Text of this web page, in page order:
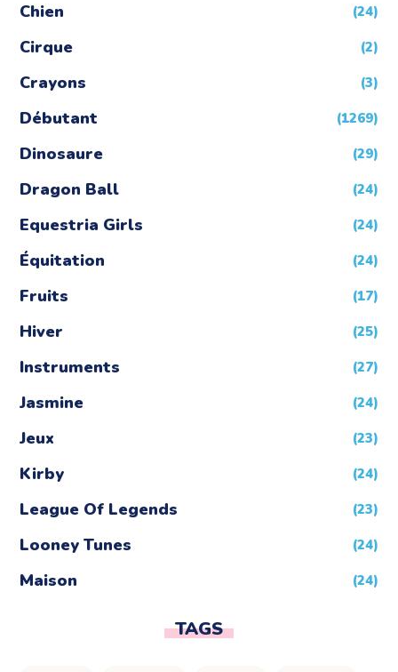
Chien (24)
Cirque (2)
Crayons (3)
Débutant (1269)
Dinosaure (29)
Dragon Ball (24)
Equestria Girls (24)
Équitation (24)
Fruits (17)
Hiver (25)
Instruments (27)
Jasmine (24)
Jeux (23)
Kirby (24)
League Of Legends (23)
Looney Tunes (24)
Maison (24)
TAGS